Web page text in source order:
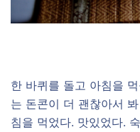
한 바퀴를 돌고 아침을
는 돈콘이 더 괜찮아서
침을 먹었다. 맛있었다.